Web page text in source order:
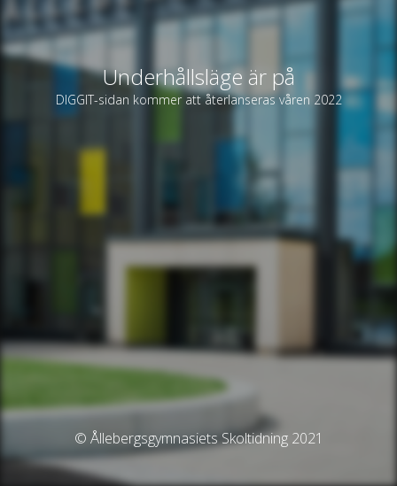
Underhållsläge är på
DIGGIT-sidan kommer att återlanseras våren 2022
© Ållebergsgymnasiets Skoltidning 2021